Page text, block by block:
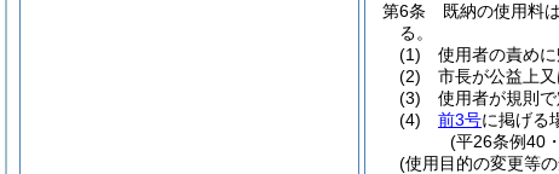
第6条
既納の使用料
る。
(1)
使用者の責め
(2)
市長が公益上
(3)
使用者が規則
(4)
前3号に掲げる
(平26条例40
(使用目的の変更等